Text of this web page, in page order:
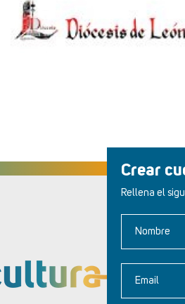
Crear
Rellena el
Nombre
Email